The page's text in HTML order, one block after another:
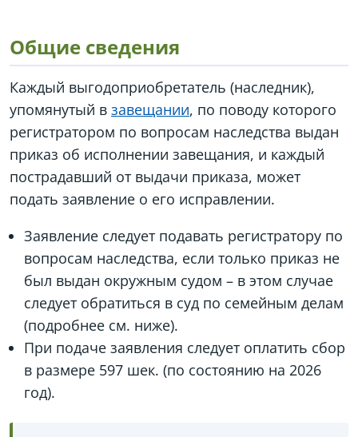
Общие сведения
Каждый выгодоприобретатель (наследник),
упомянутый в завещании, по поводу которого
регистратором по вопросам наследства выдан
приказ об исполнении завещания, и каждый
пострадавший от выдачи приказа, может
подать заявление о его исправлении.
Заявление следует подавать регистратору по
вопросам наследства, если только приказ не
был выдан окружным судом – в этом случае
следует обратиться в суд по семейным делам
(подробнее см. ниже).
При подаче заявления следует оплатить сбор
в размере 597 шек. (по состоянию на 2026
год).